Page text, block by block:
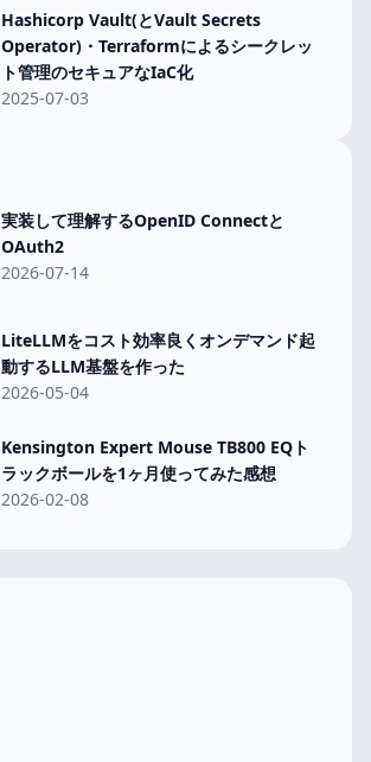
Hashicorp Vault(とVault Secrets
Operator)・Terraformによるシークレッ
ト管理のセキュアなIaC化
2025-07-03
実装して理解するOpenID Connectと
OAuth2
2026-07-14
LiteLLMをコスト効率良くオンデマンド起
動するLLM基盤を作った
2026-05-04
Kensington Expert Mouse TB800 EQト
ラックボールを1ヶ月使ってみた感想
2026-02-08